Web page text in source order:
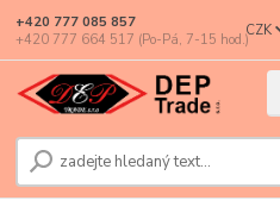
CZK
+420 777 085 857
+420 777 664 517 (Po-Pá, 7-15 hod.)